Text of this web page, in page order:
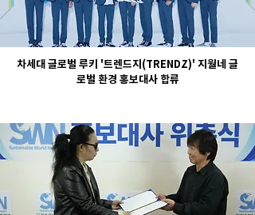
차세대 글로벌 루키 '트렌드지(TRENDZ)' 지월네 글
로벌 환경 홍보대사 합류